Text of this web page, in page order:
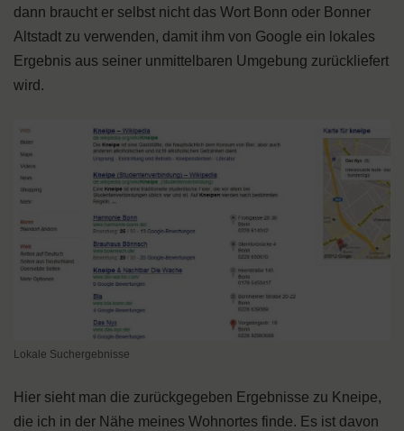
dann braucht er selbst nicht das Wort Bonn oder Bonner
Altstadt zu verwenden, damit ihm von Google ein lokales
Ergebnis aus seiner unmittelbaren Umgebung zurückliefert
wird.
Lokale Suchergebnisse
Hier sieht man die zurückgegeben Ergebnisse zu Kneipe,
die ich in der Nähe meines Wohnortes finde. Es ist davon